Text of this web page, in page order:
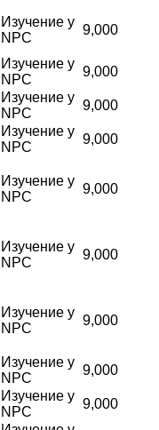
Изучение у
NPC
9,000
Изучение у
NPC
9,000
Изучение у
NPC
9,000
Изучение у
NPC
9,000
Изучение у
NPC
9,000
Изучение у
NPC
9,000
Изучение у
NPC
9,000
Изучение у
NPC
9,000
Изучение у
NPC
9,000